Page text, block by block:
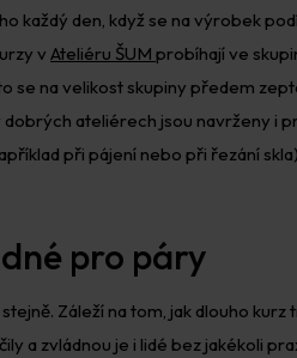
každý den, když se na výrobek
v Ateliéru ŠUM probíhají ve
se na velikost skupiny předem
dobrých ateliérech jsou navrženy i
při pájení nebo při řezání
pro páry
Záleží na tom, jak dlouho
a zvládnou je i lidé bez jakékoli